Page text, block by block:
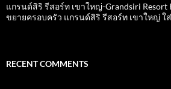
แกรนด์สิริ​ รีสอร์ท​ เขาใหญ่​-Grandsiri​
ขยายครอบครัว แกรนด์สิริ รีสอร์ท เขาใหญ่ ใ
RECENT COMMENTS